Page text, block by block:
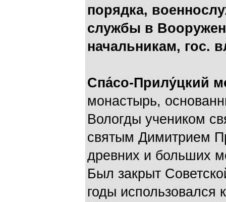
порядка,
службы в
начальникам, гос.
Спа́со-Прилу́цкий
монастырь,
Вологды учеником
святым Димитрием
древних и больших
Был закрыт
годы